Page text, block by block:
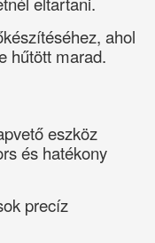
ahol
hűtött marad.
eszköz
és hatékony
precíz